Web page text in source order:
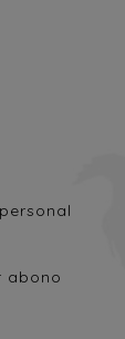
abono